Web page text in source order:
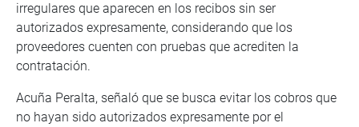
irregulares que aparecen en los recibos sin ser
autorizados expresamente, considerando que los
proveedores cuenten con pruebas que acrediten la
contratación.
Acuña Peralta, señaló que se busca evitar los cobros que
no hayan sido autorizados expresamente por el